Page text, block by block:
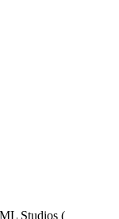
Studios (